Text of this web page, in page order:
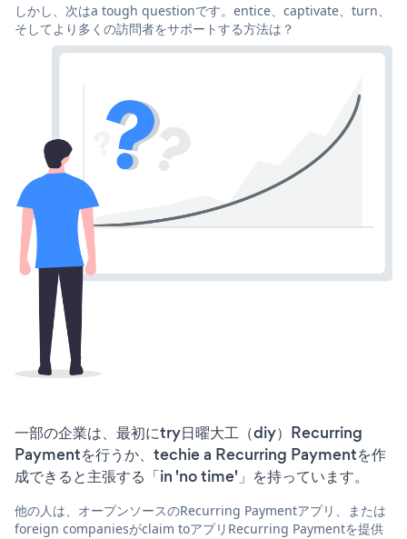
しかし、次はa tough questionです。entice、captivate、turn、
そしてより多くの訪問者をサポートする方法は？
一部の企業は、最初にtry日曜大工（diy）Recurring
Paymentを行うか、techie a Recurring Paymentを作
成できると主張する「in 'no time'」を持っています。
他の人は、オープンソースのRecurring Paymentアプリ、または
foreign companiesがclaim toアプリRecurring Paymentを提供